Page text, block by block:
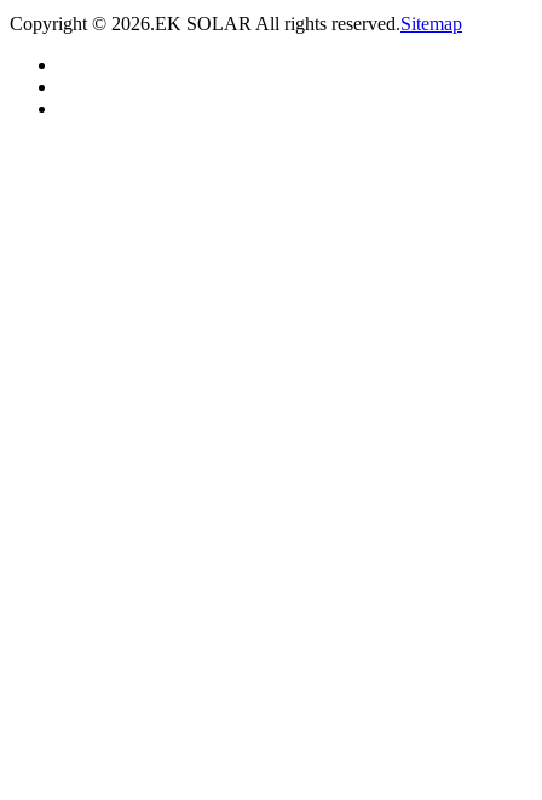
Copyright © 2026.EK SOLAR All rights reserved.Sitemap